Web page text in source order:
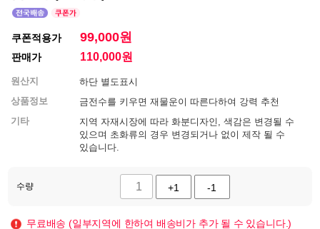
쿠폰적용가 99,000원
판매가 110,000원
원산지
하단 별도표시
상품정보
금전수를 키우면 재물운이 따른다하여 강력 추천
기타
지역 자재시장에 따라 화분디자인, 색감은 변경될 수
있으며 초화류의 경우 변경되거나 없이 제작 될 수
있습니다.
수량 +1 -1
무료배송 (일부지역에 한하여 배송비가 추가 될 수 있습니다.)